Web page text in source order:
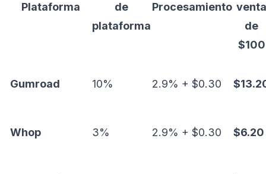
Plataforma
de
plataforma
Procesamiento venta
de
$100
Gumroad 10% 2.9% + $0.30
Whop 3% 2.9% + $0.30 $6.20